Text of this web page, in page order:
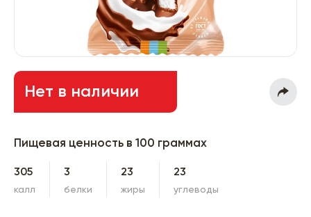
Нет в наличии
Пищевая ценность в 100 граммах
305
калл
3
белки
23
жиры
23
углеводы